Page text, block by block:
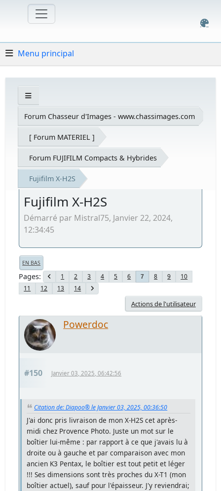
Menu principal
Forum Chasseur d'Images - www.chassimages.com
[ Forum MATERIEL ]
Forum FUJIFILM Compacts & Hybrides
Fujifilm X-H2S
Fujifilm X-H2S
Démarré par Mistral75, Janvier 22, 2024,
12:34:45
EN BAS
Pages 1 2 3 4 5 6 7 8 9
10
11
12 13 14
Actions de l'utilisateur
Powerdoc
#150 Janvier 03, 2025, 06:42:56
Citation de: Diapoo® le Janvier 03, 2025, 00:36:50
J'ai donc pris livraison de mon X-H2S cet après-
midi chez Provence Photo. Juste un mot sur le
boîtier lui-même : par rapport à ce que j'avais lu à
droite ou à gauche et par comparaison avec mon
ancien K3 Pentax, le boîtier est tout petit et léger
!!! Ses dimensions sont très proches du X-T1 (mon
boîtier actuel), sauf pour l'épaisseur. J'y reviendrai;